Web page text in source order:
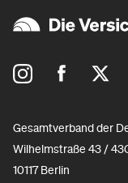
Gesamtverband der
Wilhelmstraße 43 /
10117 Berlin